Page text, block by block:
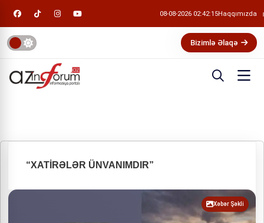
08-08-2026 02:42:15Haqqımızda
Bizimlə Əlaqə
“XATİRƏLƏR ÜNVANIMDIR”
Xəbər Şəkli